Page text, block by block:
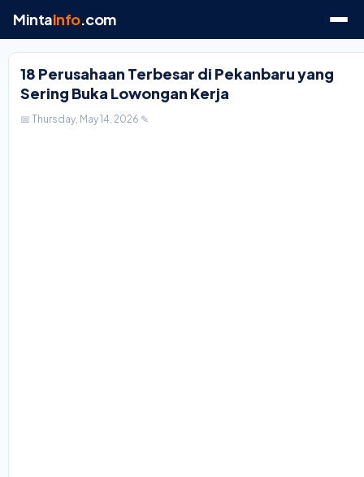
MintaInfo.com
18 Perusahaan Terbesar di Pekanbaru yang
Sering Buka Lowongan Kerja
📅 Thursday, May 14, 2026 ✎